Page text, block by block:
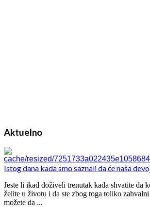
Aktuelno
Istog dana kada smo saznali da će naša
Jeste li ikad doživeli trenutak kada shvatite da
želite u životu i da ste zbog toga toliko
možete da ...